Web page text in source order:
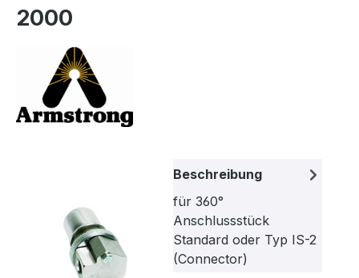
2000
Bildergalerie überspringenBeschreibung
für 360°
Anschlussstück
Standard oder Typ IS-2
(Connector)